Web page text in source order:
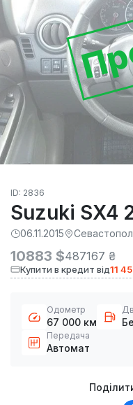
ID: 2836
Suzuki SX4
06.11.2015
10883 $487167 ₴
Купити в кредит від11
Одометр
67 000 км
Передача
Автомат